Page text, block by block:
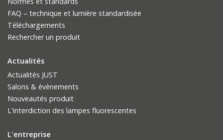
FAQ – technique et lumière standardisée
Téléchargements
Rechercher un produit
Actualités
Actualités JUST
Salons & évènements
Nouveautés produit
L'interdiction des lampes fluorescentes
L'entreprise